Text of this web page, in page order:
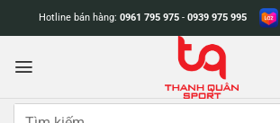
dung
Hotline bán hàng: 0961 795 975 - 0939 975 995
Tìm